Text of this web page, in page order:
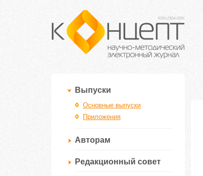
Выпуски
Основные выпуски
Приложения
Авторам
Редакционный совет